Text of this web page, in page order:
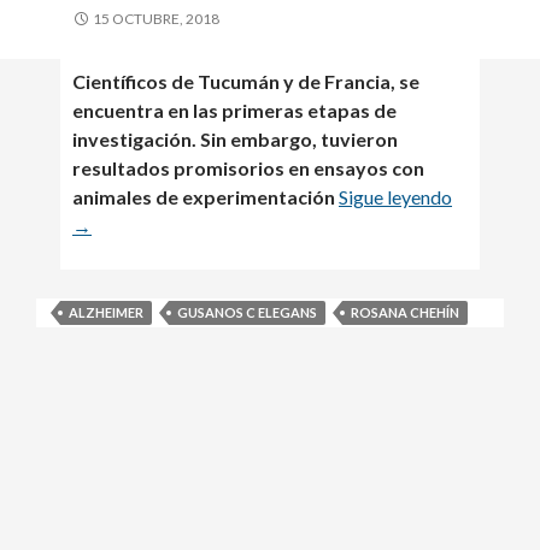
15 OCTUBRE, 2018
Científicos de Tucumán y de Francia, se
encuentra en las primeras etapas de
investigación. Sin embargo, tuvieron
resultados promisorios en ensayos con
animales de experimentación Sigue leyendo
→
ALZHEIMER GUSANOS C ELEGANS ROSANA CHEHÍN